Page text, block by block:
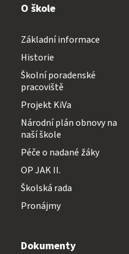
O škole
Základní informace
Historie
Školní poradenské
pracoviště
Projekt KiVa
Národní plán obnovy na
naší škole
Péče o nadané žáky
OP JAK II.
Školská rada
Pronájmy
Dokumenty